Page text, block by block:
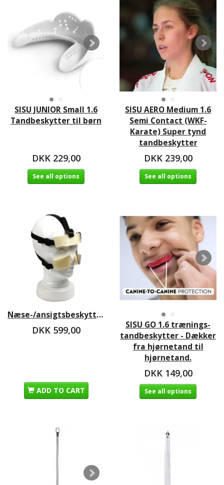
SISU JUNIOR Small 1.6
Tandbeskytter til børn
DKK 229,00
See all options
SISU AERO Medium 1.6
Semi Contact (WKF-
Karate) Super tynd
tandbeskytter
DKK 239,00
See all options
Næse-/ansigtsbeskytter
DKK 599,00
ADD TO CART
SISU GO 1.6 trænings-
tandbeskytter - Dækker
fra hjørnetand til
hjørnetand.
DKK 149,00
See all options